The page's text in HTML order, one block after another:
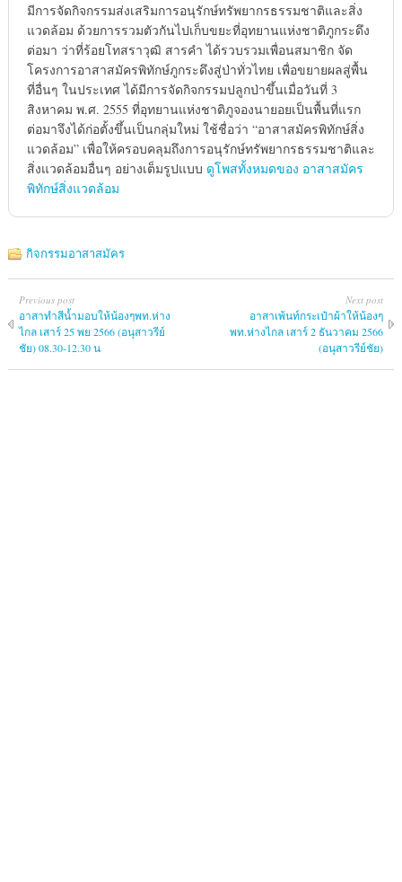
มีการจัดกิจกรรมส่งเสริมการอนุรักษ์ทรัพยากรธรรมชาติและสิ่ง
แวดล้อม ด้วยการรวมตัวกันไปเก็บขยะที่อุทยานแห่งชาติภูกระดึง
ต่อมา ว่าที่ร้อยโทสราวุฒิ สารคำ ได้รวบรวมเพื่อนสมาชิก จัด
โครงการอาสาสมัครพิทักษ์ภูกระดึงสู่ป่าทั่วไทย เพื่อขยายผลสู่พื้น
ที่อื่นๆ ในประเทศ ได้มีการจัดกิจกรรมปลูกป่าขึ้นเมื่อวันที่ 3
สิงหาคม พ.ศ. 2555 ที่อุทยานแห่งชาติภูจองนายอยเป็นพื้นที่แรก
ต่อมาจึงได้ก่อตั้งขึ้นเป็นกลุ่มใหม่ ใช้ชื่อว่า “อาสาสมัครพิทักษ์สิ่ง
แวดล้อม” เพื่อให้ครอบคลุมถึงการอนุรักษ์ทรัพยากรธรรมชาติและ
สิ่งแวดล้อมอื่นๆ อย่างเต็มรูปแบบ ดูโพสทั้งหมดของ อาสาสมัคร
พิทักษ์สิ่งแวดล้อม
กิจกรรมอาสาสมัคร
Previous post
อาสาทำสีน้ำมอบให้น้องๆพท.ห่าง
ไกล เสาร์ 25 พย 2566 (อนุสาวรีย์
ชัย) 08.30-12.30 น
Next post
อาสาเพ้นท์กระเป๋าผ้าให้น้องๆ
พท.ห่างไกล เสาร์ 2 ธันวาคม 2566
(อนุสาวรีย์ชัย)